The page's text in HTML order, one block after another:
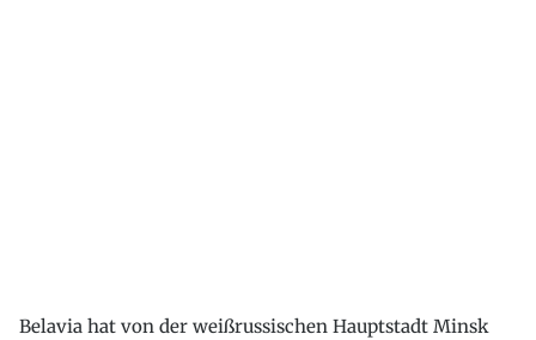
Belavia hat von der weißrussischen Hauptstadt Minsk